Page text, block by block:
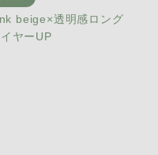
beige×透明感ロング
ヤーUP